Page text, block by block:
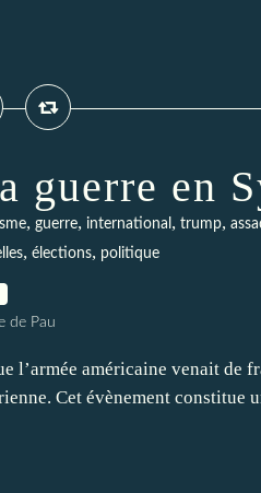
guerre en
, guerre, international , trump,
, élections, politique
de Pau
l’armée américaine venait de
Cet évènement constitue